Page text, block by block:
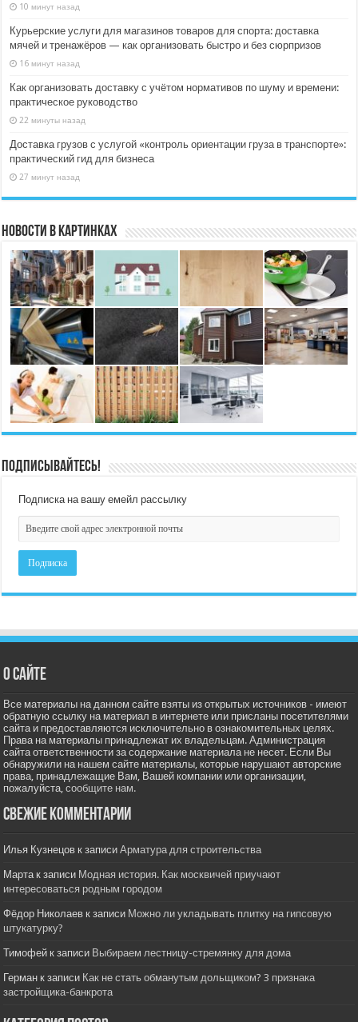
10 минут назад
Курьерские услуги для магазинов товаров для спорта: доставка
мячей и тренажёров — как организовать быстро и без сюрпризов
16 минут назад
Как организовать доставку с учётом нормативов по шуму и времени:
практическое руководство
22 минуты назад
Доставка грузов с услугой «контроль ориентации груза в транспорте»:
практический гид для бизнеса
27 минут назад
Новости в картинках
Подписывайтесь!
Подписка на вашу емейл рассылку
О сайте
Все материалы на данном сайте взяты из открытых источников - имеют
обратную ссылку на материал в интернете или присланы посетителями
сайта и предоставляются исключительно в ознакомительных целях.
Права на материалы принадлежат их владельцам. Администрация
сайта ответственности за содержание материала не несет. Если Вы
обнаружили на нашем сайте материалы, которые нарушают авторские
права, принадлежащие Вам, Вашей компании или организации,
пожалуйста,сообщите нам.
Свежие комментарии
Илья Кузнецов к записиАрматура для строительства
Мартак записи Модная история. Как москвичей приучают
интересоваться родным городом
Фёдор Николаев к записи Можно ли укладывать плитку на гипсовую
штукатурку?
Тимофей к записи Выбираем лестницу-стремянку для дома
Герман к записи Как не стать обманутым дольщиком? 3 признака
застройщика-банкрота